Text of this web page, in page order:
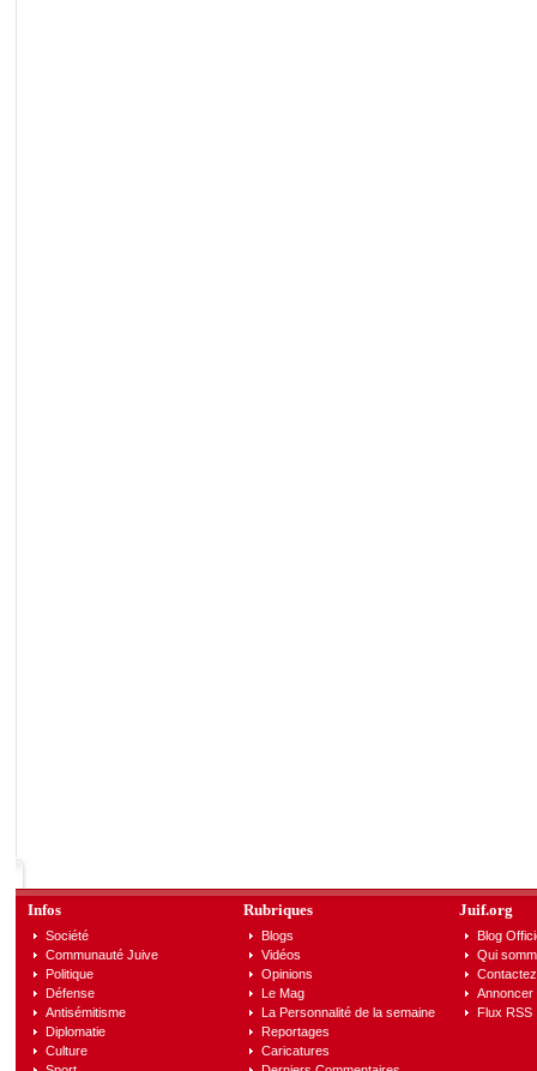
Infos
Société
Communauté Juive
Politique
Défense
Antisémitisme
Diplomatie
Culture
Rubriques
Blogs
Vidéos
Opinions
Le Mag
La Personnalité de la semaine
Reportages
Caricatures
Juif.org
Blog
Qui
Annoncer
Flux RSS